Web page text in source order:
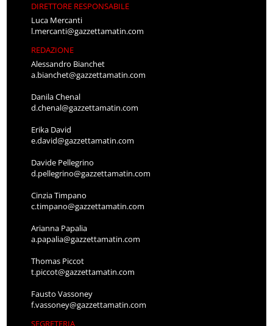
DIRETTORE RESPONSABILE
Luca Mercanti
l.mercanti@gazzettamatin.com
REDAZIONE
Alessandro Bianchet
a.bianchet@gazzettamatin.com
Danila Chenal
d.chenal@gazzettamatin.com
Erika David
e.david@gazzettamatin.com
Davide Pellegrino
d.pellegrino@gazzettamatin.com
Cinzia Timpano
c.timpano@gazzettamatin.com
Arianna Papalia
a.papalia@gazzettamatin.com
Thomas Piccot
t.piccot@gazzettamatin.com
Fausto Vassoney
f.vassoney@gazzettamatin.com
SEGRETERIA